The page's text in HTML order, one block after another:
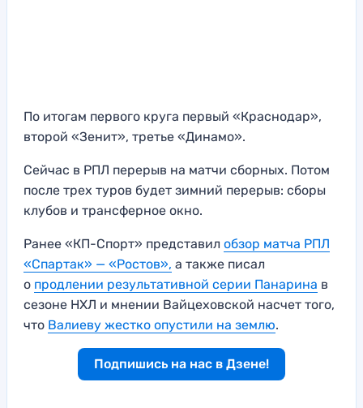
По итогам первого круга первый «Краснодар»,
второй «Зенит», третье «Динамо».
Сейчас в РПЛ перерыв на матчи сборных. Потом
после трех туров будет зимний перерыв: сборы
клубов и трансферное окно.
Ранее «КП-Спорт» представил обзор матча РПЛ
«Спартак» — «Ростов», а также писал
о продлении результативной серии Панарина в
сезоне НХЛ и мнении Вайцеховской насчет того,
что Валиеву жестко опустили на землю.
Подпишись на нас в Дзене!